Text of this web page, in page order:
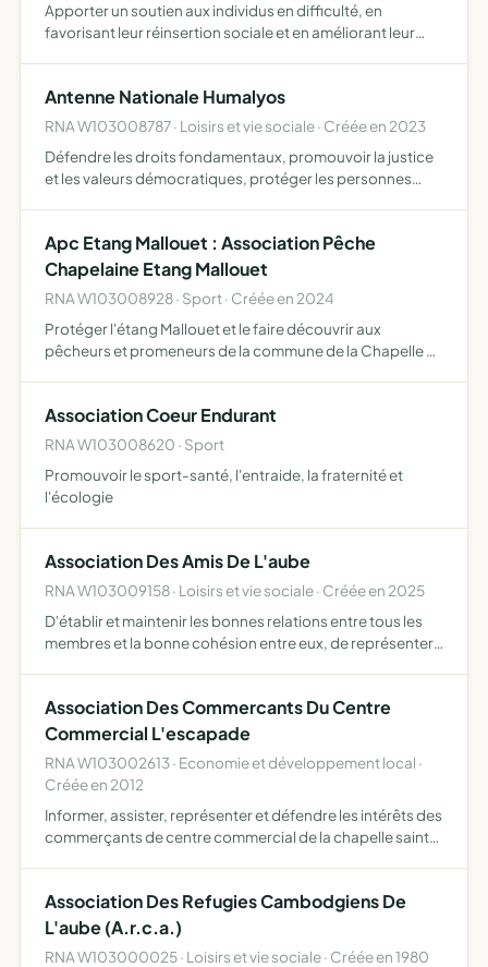
Apporter un soutien aux individus en difficulté, en
favorisant leur réinsertion sociale et en améliorant leur
Antenne Nationale Humalyos
RNA W103008787 · Loisirs et vie sociale · Créée en 2023
Défendre les droits fondamentaux, promouvoir la justice
et les valeurs démocratiques, protéger les personnes
difficulté, lutt…
Apc Etang Mallouet : Association Pêche
Chapelaine Etang Mallouet
RNA W103008928 · Sport · Créée en 2024
Protéger l'étang Mallouet et le faire découvrir aux
pêcheurs et promeneurs de la commune de la Chapelle St
pêche sur c…
Association Coeur Endurant
RNA W103008620 · Sport
Promouvoir le sport-santé, l'entraide, la fraternité et
l'écologie
Association Des Amis De L'aube
RNA W103009158 · Loisirs et vie sociale · Créée en 2025
D'établir et maintenir les bonnes relations entre tous les
membres et la bonne cohésion entre eux, de représenter
Association Des Commercants Du Centre
Commercial L'escapade
RNA W103002613 · Economie et développement local ·
Créée en 2012
Informer, assister, représenter et défendre les intérêts des
commerçants de centre commercial de la chapelle saint
Association Des Refugies Cambodgiens De
L'aube (A.r.c.a.)
RNA W103000025 · Loisirs et vie sociale · Créée en 1980